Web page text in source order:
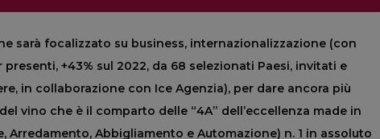
sarà focalizzato su business, internazionalizzazione (con
+43% sul 2022, da 68 selezionati Paesi, invitati e
in collaborazione con Ice Agenzia), per dare ancora più
vino che è il comparto delle “4A” dell’eccellenza made in
Arredamento, Abbigliamento e Automazione) n. 1 in assoluto